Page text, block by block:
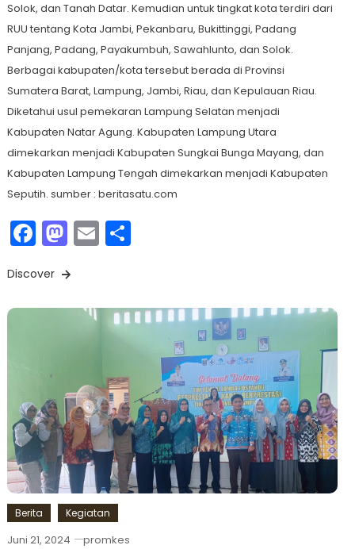
Solok, dan Tanah Datar. Kemudian untuk tingkat kota terdiri dari
RUU tentang Kota Jambi, Pekanbaru, Bukittinggi, Padang
Panjang, Padang, Payakumbuh, Sawahlunto, dan Solok.
Berbagai kabupaten/kota tersebut berada di Provinsi
Sumatera Barat, Lampung, Jambi, Riau, dan Kepulauan Riau.
Diketahui usul pemekaran Lampung Selatan menjadi
Kabupaten Natar Agung. Kabupaten Lampung Utara
dimekarkan menjadi Kabupaten Sungkai Bunga Mayang, dan
Kabupaten Lampung Tengah dimekarkan menjadi Kabupaten
Seputih. sumber : beritasatu.com
Facebook
Mastodon
EmailShare
Discover
Berita Kegiatan
Juni 21, 2024 promkes